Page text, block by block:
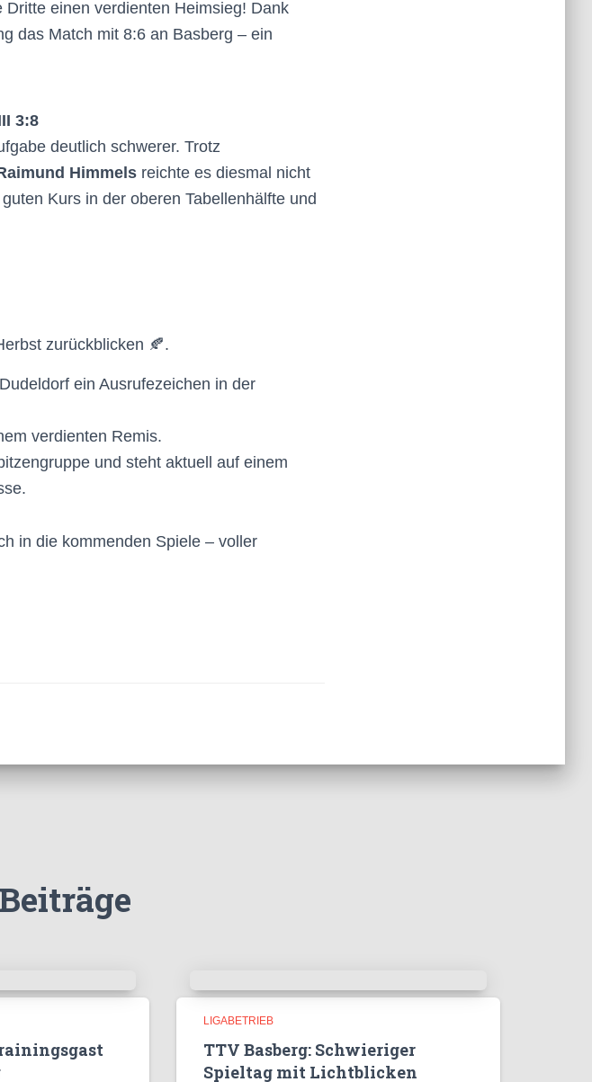
einen verdienten Heimsieg! Dank
das Match mit 8:6 an Basberg – ein
3:8
deutlich schwerer. Trotz
Himmels reichte es diesmal nicht
Kurs in der oberen Tabellenhälfte und
zurückblicken 🍂.
ein Ausrufezeichen in der
verdienten Remis.
und steht aktuell auf einem
in die kommenden Spiele – voller
LIGABETRIEB
TTV Basberg: Schwieriger
Spieltag mit Lichtblicken